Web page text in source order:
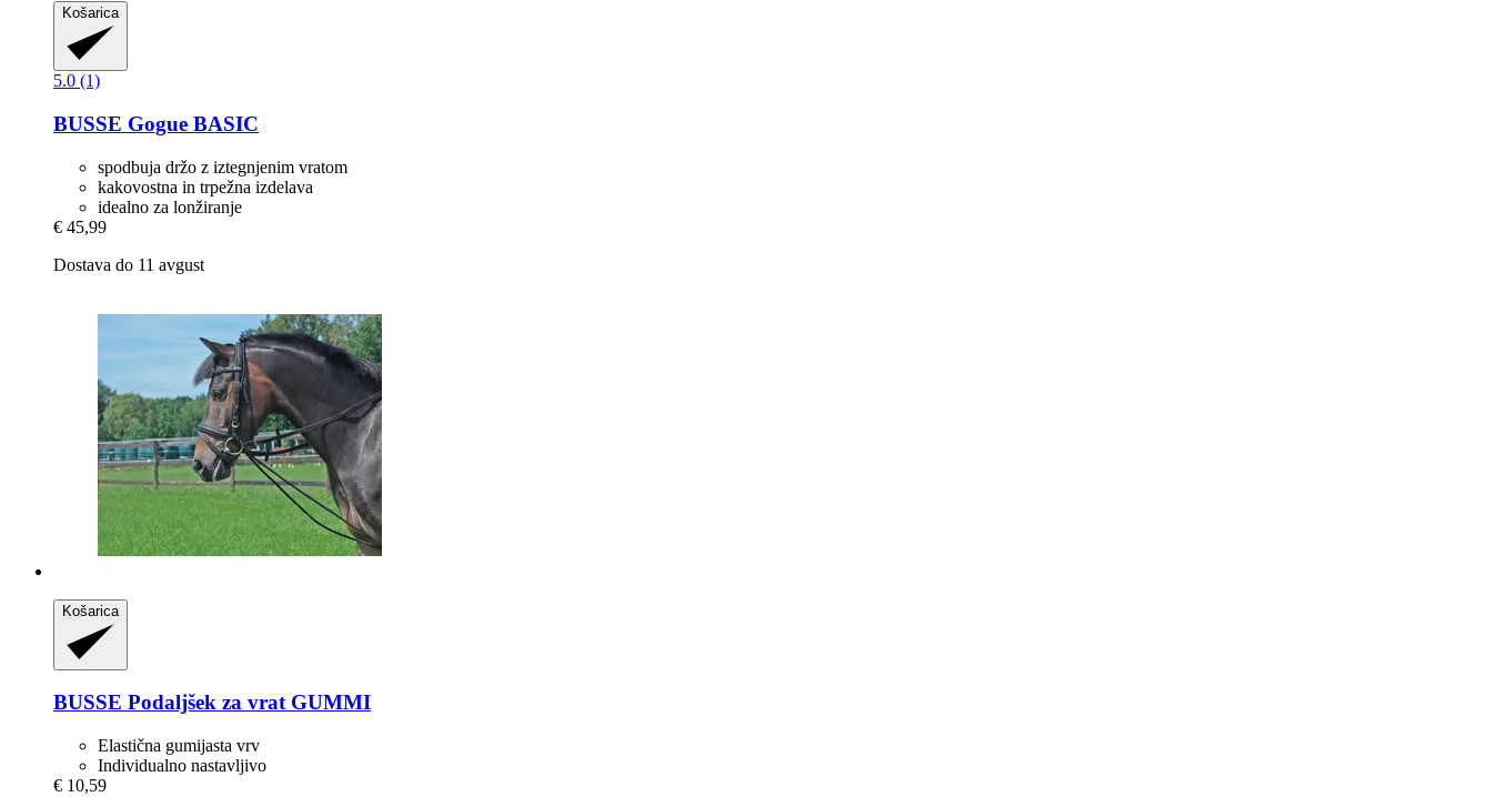
Košarica
5.0 (1)
BUSSE Gogue BASIC
spodbuja držo z iztegnjenim vratom
kakovostna in trpežna izdelava
idealno za lonžiranje
€ 45,99
Dostava do 11 avgust
Košarica
BUSSE Podaljšek za vrat GUMMI
Elastična gumijasta vrv
Individualno nastavljivo
€ 10,59